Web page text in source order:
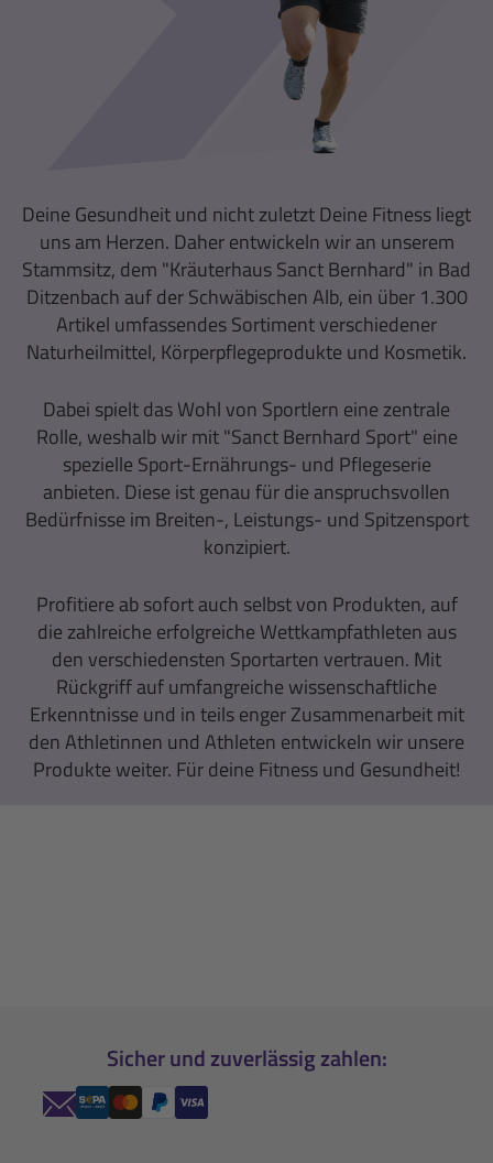
Deine Gesundheit und nicht zuletzt Deine Fitness liegt
uns am Herzen. Daher entwickeln wir an unserem
Stammsitz, dem "Kräuterhaus Sanct Bernhard" in Bad
Ditzenbach auf der Schwäbischen Alb, ein über 1.300
Artikel umfassendes Sortiment verschiedener
Naturheilmittel, Körperpflegeprodukte und Kosmetik.
Dabei spielt das Wohl von Sportlern eine zentrale
Rolle, weshalb wir mit "Sanct Bernhard Sport" eine
spezielle Sport-Ernährungs- und Pflegeserie
anbieten. Diese ist genau für die anspruchsvollen
Bedürfnisse im Breiten-, Leistungs- und Spitzensport
konzipiert.
Profitiere ab sofort auch selbst von Produkten, auf
die zahlreiche erfolgreiche Wettkampfathleten aus
den verschiedensten Sportarten vertrauen. Mit
Rückgriff auf umfangreiche wissenschaftliche
Erkenntnisse und in teils enger Zusammenarbeit mit
den Athletinnen und Athleten entwickeln wir unsere
Produkte weiter. Für deine Fitness und Gesundheit!
Sicher und zuverlässig zahlen: